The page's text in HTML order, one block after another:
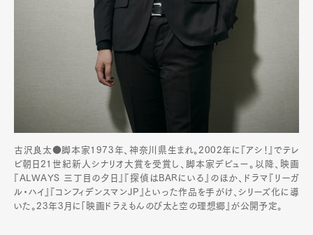
古沢良太●脚本家1973年、神奈川県生まれ。2002年に『アシ！』でテレ
ビ朝日21世紀新人シナリオ大賞を受賞し、脚本家デビュー。以降、映画
『ALWAYS 三丁目の夕日』『探偵はBARにいる』のほか、ドラマ『リーガ
ル・ハイ』『コンフィデンスマンJP』といった作品を手がけ、シリーズ化に導
いた。23年3月に「映画ドラえもんのび太と空の理想郷』が公開予定。